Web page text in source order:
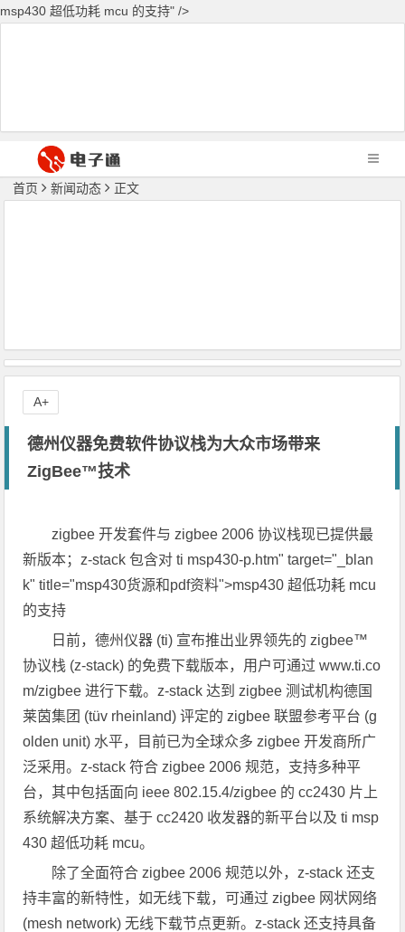
msp430 超低功耗 mcu 的支持" />
首页 新闻动态 正文
德州仪器免费软件协议栈为大众市场带来
ZigBee™技术
zigbee 开发套件与 zigbee 2006 协议栈现已提供最
新版本；z-stack 包含对 ti msp430-p.htm" target="_blan
k" title="msp430货源和pdf资料">msp430 超低功耗 mcu
的支持
日前，德州仪器 (ti) 宣布推出业界领先的 zigbee™
协议栈 (z-stack) 的免费下载版本，用户可通过 www.ti.co
m/zigbee 进行下载。z-stack 达到 zigbee 测试机构德国
莱茵集团 (tüv rheinland) 评定的 zigbee 联盟参考平台 (g
olden unit) 水平，目前已为全球众多 zigbee 开发商所广
泛采用。z-stack 符合 zigbee 2006 规范，支持多种平
台，其中包括面向 ieee 802.15.4/zigbee 的 cc2430 片上
系统解决方案、基于 cc2420 收发器的新平台以及 ti msp
430 超低功耗 mcu。
除了全面符合 zigbee 2006 规范以外，z-stack 还支
持丰富的新特性，如无线下载，可通过 zigbee 网状网络
(mesh network) 无线下载节点更新。z-stack 还支持具备
A+